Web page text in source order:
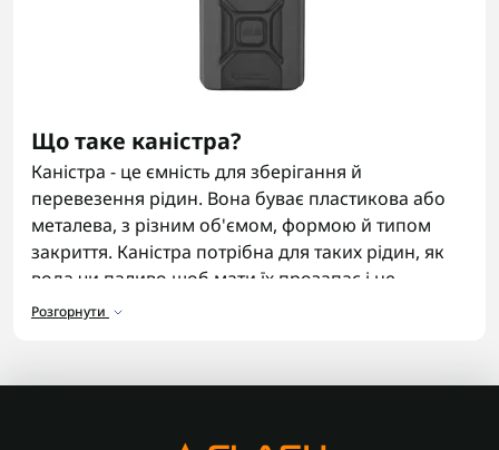
Що таке каністра?
Каністра - це ємність для зберігання й
перевезення рідин. Вона буває пластикова або
металева, з різним об'ємом, формою й типом
закриття. Каністра потрібна для таких рідин, як
вода чи паливо щоб мати їх прозапас і не
возитися з незручними тарами.
Каністри використовують у дорозі, в гаражі, на
це запас води, в іншому - бензин чи дизель для
Розгорнути